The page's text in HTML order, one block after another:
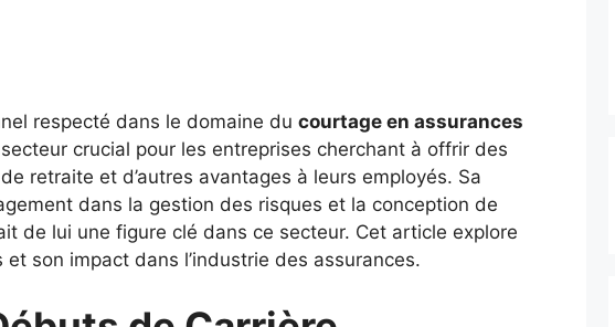
respecté dans le domaine du courtage en assurances
crucial pour les entreprises cherchant à offrir des
retraite et d’autres avantages à leurs employés. Sa
dans la gestion des risques et la conception de
de lui une figure clé dans ce secteur. Cet article explore
son impact dans l’industrie des assurances.